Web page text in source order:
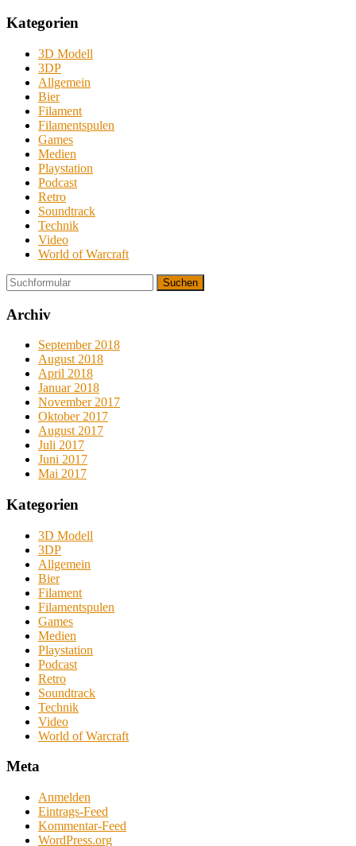
Kategorien
3D Modell
3DP
Allgemein
Bier
Filament
Filamentspulen
Games
Medien
Playstation
Podcast
Retro
Soundtrack
Technik
Video
World of Warcraft
Suchen
Archiv
September 2018
August 2018
April 2018
Januar 2018
November 2017
Oktober 2017
August 2017
Juli 2017
Juni 2017
Mai 2017
Kategorien
3D Modell
3DP
Allgemein
Bier
Filament
Filamentspulen
Games
Medien
Playstation
Podcast
Retro
Soundtrack
Technik
Video
World of Warcraft
Meta
Anmelden
Eintrags-Feed
Kommentar-Feed
WordPress.org